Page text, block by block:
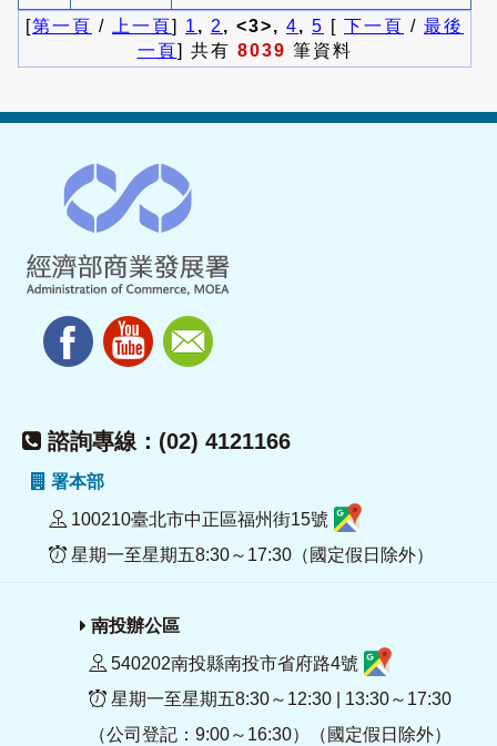
[第一頁 / 上一頁] 1 , 2 , <3>, 4, 5 [ 下一頁 / 最後
一頁] 共有 8039 筆資料
諮詢專線：(02) 4121166
署本部
100210臺北市中正區福州街15號
星期一至星期五8:30～17:30（國定假日除外）
南投辦公區
540202南投縣南投市省府路4號
星期一至星期五8:30～12:30 | 13:30～17:30
（公司登記：9:00～16:30）（國定假日除外）